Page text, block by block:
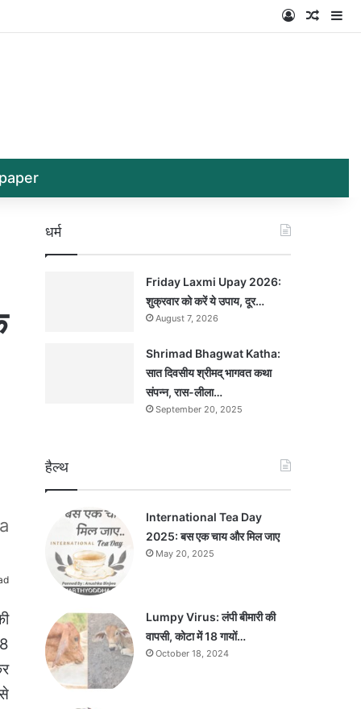
Log In
धर्म
Friday Laxmi Upay 2026:
शुक्रवार को करें ये उपाय, दूर…
August 7, 2026
Shrimad Bhagwat Katha:
सात दिवसीय श्रीमद् भागवत कथा
संपन्न, रास-लीला…
September 20, 2025
हैल्थ
International Tea Day
2025: बस एक चाय और मिल जाए
May 20, 2025
Lumpy Virus: लंपी बीमारी की
वापसी, कोटा में 18 गायों…
October 18, 2024